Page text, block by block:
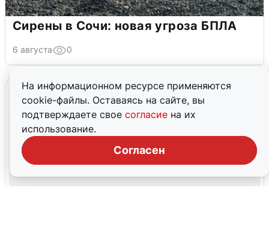
На информационном ресурсе применяются
cookie-файлы. Оставаясь на сайте, вы
подтверждаете свое согласие на их
использование.
Согласен
Сирены в Сочи: новая угроза БПЛА
6 августа 0